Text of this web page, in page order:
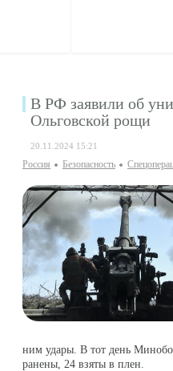
В РФ заявили об
Ольговской рощи
20.11.2024 15:21
Россия Безопаcность
ним удары. В тот день
ранены, 24 взяты в плен.